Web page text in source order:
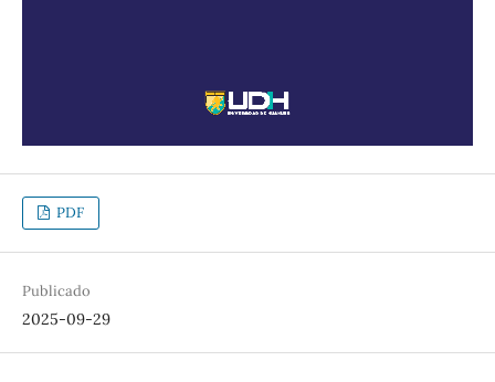
PDF
Publicado
2025-09-29